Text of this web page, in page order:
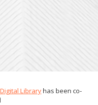
Libraryhas been co-